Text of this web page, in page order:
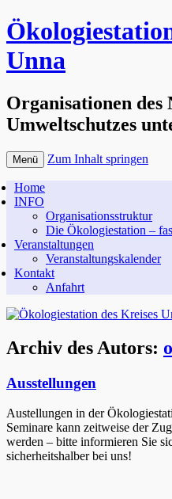
Unna
Organisationen des
Umweltschutzes
Menü Zum Inhalt springen
Home
INFO
Organisationsstruktur
Die Ökologiestation –
Veranstaltungen
Veranstaltungskalender
Kontakt
Anfahrt
Archiv des Autors:
Ausstellungen
Austellungen in der
Seminare kann zeitweise der
werden – bitte informieren Sie
sicherheitshalber bei uns!